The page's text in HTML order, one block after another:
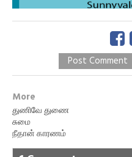
Post Comment
More
துணிவே துணை
சுமை
நீதான் காரணம்